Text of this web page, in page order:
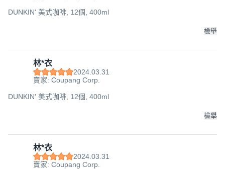
DUNKIN' 美式咖啡, 12個, 400ml
檢舉
林*衣
2024.03.31
賣家: Coupang Corp.
DUNKIN' 美式咖啡, 12個, 400ml
檢舉
林*衣
2024.03.31
賣家: Coupang Corp.